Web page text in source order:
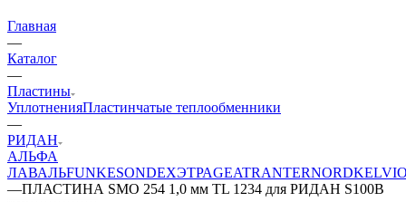
Главная
—
Каталог
—
Пластины
УплотненияПластинчатые теплообменники
—
РИДАН
АЛЬФА
ЛАВАЛЬFUNKESONDEXЭТРАGEATRANTERNORD
—ПЛАСТИНА SMO 254 1,0 мм TL 1234 для РИДАН S100B